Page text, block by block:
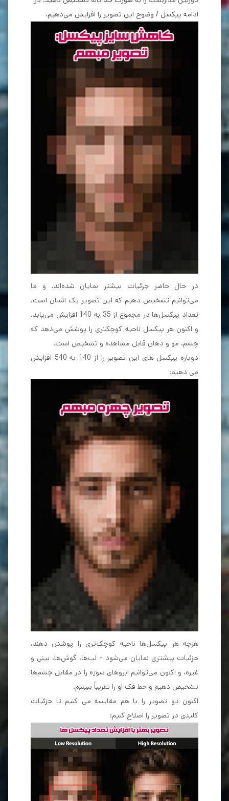
ادامه پیکسل / وضوح این تصویر را افزایش می‌دهیم.
در حال حاضر جزئیات بیشتر نمایان شده‎‌اند. و ما
می‌توانیم تشخیص دهیم که این تصویر یک انسان است.
تعداد پیکسل‌ها در مجموع از 35 به 140 افزایش می‌یابد.
و اکنون هر پیکسل ناحیه کوچکتری را پوشش می‌دهد که
چشم، مو و دهان قابل مشاهده و تشخیص است.
دوباره پیکسل های این تصویر را از 140 به 540 افزایش
می دهیم:
هرچه هر پیکسل‌ها ناحیه کوچک‌تری را پوشش دهند،
جزئیات بیشتری نمایان می‌شود - لب‌ها، گوش‌ها، بینی و
غیره، و اکنون می‌توانیم ابروهای سوژه را در مقابل چشم‌ها
تشخیص دهیم و خط فک او را تقریباً ببینیم.
اکنون دو تصویر را با هم مقایسه می کنیم تا جزئیات
کلیدی در تصویر را اصلاح کنیم: